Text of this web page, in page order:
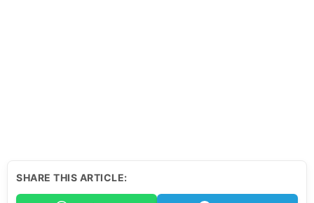
SHARE THIS ARTICLE: